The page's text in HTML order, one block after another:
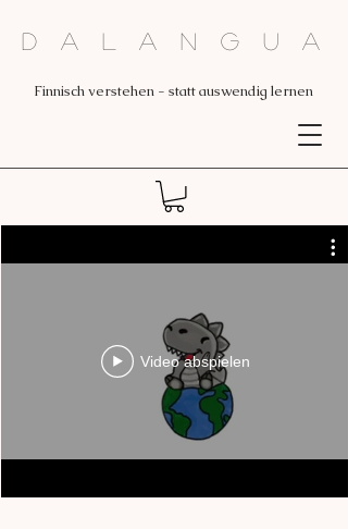
Video abspielen
Finnisch verstehen - statt auswendig lernen
Dalangua